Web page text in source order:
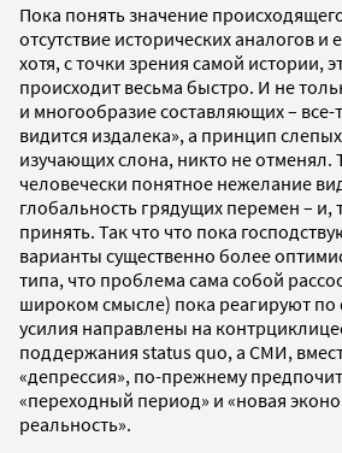
Пока понять значение
отсутствие исторических аналогов и
хотя, с точки зрения самой истории,
происходит весьма быстро. И не
и многообразие составляющих – все-
видится издалека», а принцип
изучающих слона, никто не отменял.
человечески понятное нежелание
глобальность грядущих перемен – и,
принять. Так что что пока
варианты существенно более
типа, что проблема сама собой
широком смысле) пока реагируют по
усилия направлены на
поддержания status quo, а СМИ,
«депрессия», по-прежнему
«переходный период» и «новая
реальность».